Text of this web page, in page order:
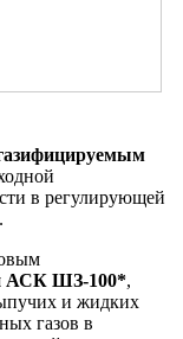
в регулирующей
АСК ШЗ-100*,
и жидких
газов в